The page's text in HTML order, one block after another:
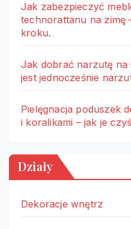
Jak zabezpieczyć
technorattanu na zimę
kroku.
Jak dobrać narzutę na
jest jednocześnie
Pielęgnacja poduszek
i koralikami – jak je
Działy
Dekoracje wnętrz